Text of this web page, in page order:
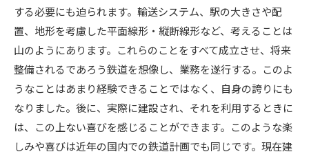
する必要にも迫られます。輸送システム、駅の大きさや配
置、地形を考慮した平面線形・縦断線形など、考えることは
山のようにあります。これらのことをすべて成立させ、将来
整備されるであろう鉄道を想像し、業務を遂行する。このよ
うなことはあまり経験できることではなく、自身の誇りにも
なりました。後に、実際に建設され、それを利用するときに
は、この上ない喜びを感じることができます。このような楽
しみや喜びは近年の国内での鉄道計画でも同じです。現在建